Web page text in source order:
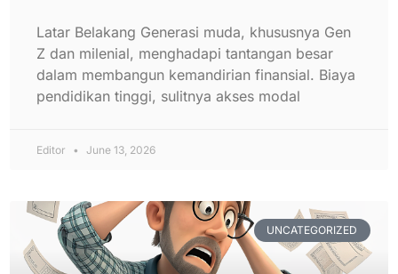
Latar Belakang Generasi muda, khususnya Gen
Z dan milenial, menghadapi tantangan besar
dalam membangun kemandirian finansial. Biaya
pendidikan tinggi, sulitnya akses modal
Editor June 13, 2026
UNCATEGORIZED